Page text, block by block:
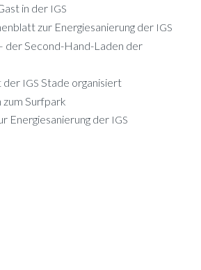
in der IGS
zur Energiesanierung der IGS
der Second-Hand-Laden der
der IGS Stade organisiert
zum Surfpark
Energiesanierung der IGS